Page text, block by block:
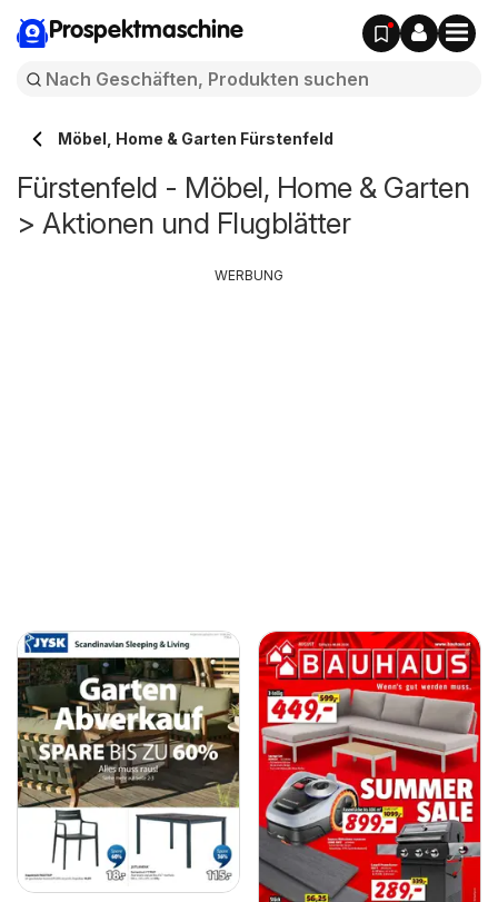
Prospektmaschine
Möbel, Home & Garten Fürstenfeld
Fürstenfeld - Möbel, Home & Garten
> Aktionen und Flugblätter
WERBUNG